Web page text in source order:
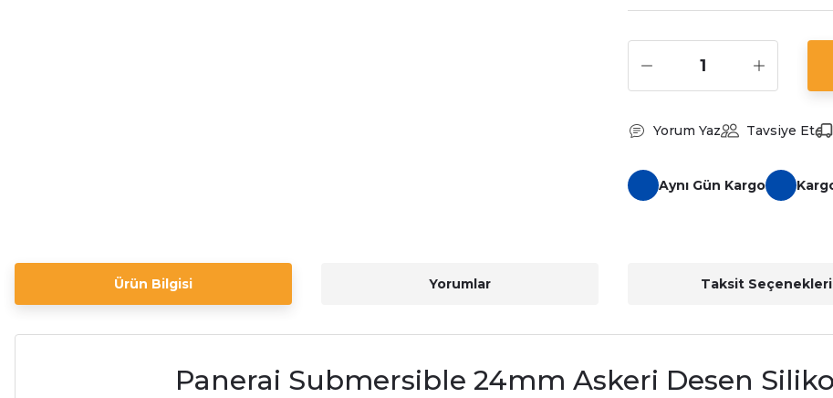
Yorum Yaz Tavsiye Et
Aynı Gün Kargo
Ürün Bilgisi Yorumlar Taksit Seçenekleri
Panerai Submersible 24mm Askeri Desen